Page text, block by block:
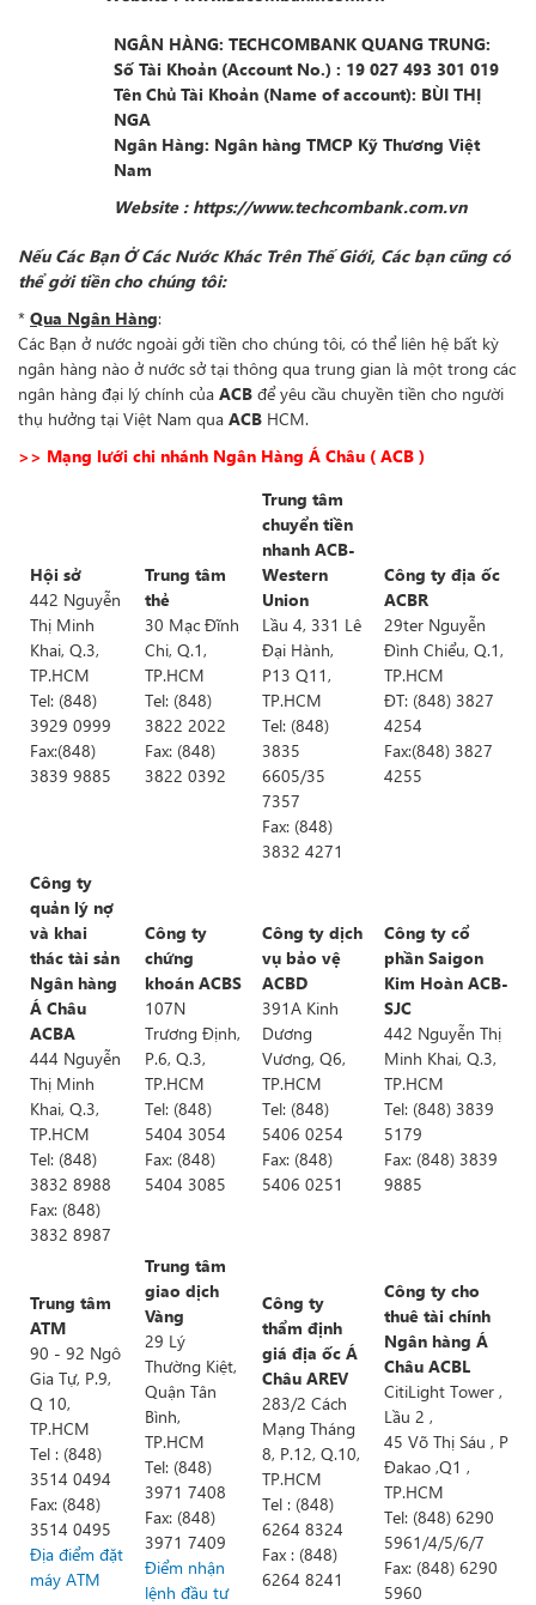
NGÂN HÀNG: TECHCOMBANK QUANG TRUNG:
Số Tài Khoản (Account No.) : 19 027 493 301 019
Tên Chủ Tài Khoản (Name of account): BÙI THỊ
NGA
Ngân Hàng: Ngân hàng TMCP Kỹ Thương Việt
Nam
Website : https://www.techcombank.com.vn
Nếu Các Bạn Ở Các Nước Khác Trên Thế Giới, Các bạn cũng có
thể gởi tiền cho chúng tôi:
* Qua Ngân Hàng:
Các Bạn ở nước ngoài gởi tiền cho chúng tôi, có thể liên hệ bất kỳ
ngân hàng nào ở nước sở tại thông qua trung gian là một trong các
ngân hàng đại lý chính của ACB để yêu cầu chuyền tiền cho người
thụ hưởng tại Việt Nam qua ACB HCM.
>> Mạng lưới chi nhánh Ngân Hàng Á Châu ( ACB )
Hội sở
442 Nguyễn
Thị Minh
Khai, Q.3,
TP.HCM
Tel: (848)
3929 0999
Fax:(848)
3839 9885
Trung tâm
thẻ
30 Mạc Đĩnh
Chi, Q.1,
TP.HCM
Tel: (848)
3822 2022
Fax: (848)
3822 0392
Trung tâm
chuyển tiền
nhanh ACB-
Western
Union
Lầu 4, 331 Lê
Đại Hành,
P13 Q11,
TP.HCM
Tel: (848)
3835
6605/35
7357
Fax: (848)
3832 4271
Công ty địa ốc
ACBR
29ter Nguyễn
Đình Chiểu, Q.1,
TP.HCM
ĐT: (848) 3827
4254
Fax:(848) 3827
4255
Công ty
quản lý nợ
và khai
thác tài sản
Ngân hàng
Á Châu
ACBA
444 Nguyễn
Thị Minh
Khai, Q.3,
TP.HCM
Tel: (848)
3832 8988
Fax: (848)
3832 8987
Công ty
chứng
khoán ACBS
107N
Trương Định,
P.6, Q.3,
TP.HCM
Tel: (848)
5404 3054
Fax: (848)
5404 3085
Công ty dịch
vụ bảo vệ
ACBD
391A Kinh
Dương
Vương, Q6,
TP.HCM
Tel: (848)
5406 0254
Fax: (848)
5406 0251
Công ty cổ
phần Saigon
Kim Hoàn ACB-
SJC
442 Nguyễn Thị
Minh Khai, Q.3,
TP.HCM
Tel: (848) 3839
5179
Fax: (848) 3839
9885
Trung tâm
ATM
90 - 92 Ngô
Gia Tự, P.9,
Q 10,
TP.HCM
Tel : (848)
3514 0494
Fax: (848)
3514 0495
Địa điểm đặt
máy ATM
Trung tâm
giao dịch
Vàng
29 Lý
Thường Kiệt,
Quận Tân
Bình,
TP.HCM
Tel: (848)
3971 7408
Fax: (848)
3971 7409
Điểm nhận
lệnh đầu tư
Công ty
thẩm định
giá địa ốc Á
Châu AREV
283/2 Cách
Mạng Tháng
8, P.12, Q.10,
TP.HCM
Tel : (848)
6264 8324
Fax : (848)
6264 8241
Công ty cho
thuê tài chính
Ngân hàng Á
Châu ACBL
CitiLight Tower ,
Lầu 2 ,
45 Võ Thị Sáu , P
Đakao ,Q1 ,
TP.HCM
Tel: (848) 6290
5961/4/5/6/7
Fax: (848) 6290
5960